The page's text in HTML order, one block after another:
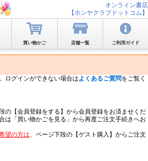
オンライン書店
【ホンヤクラブドットコム】
買い物かご 店舗一覧 ご利用ガイド
ログインができない場合はよくあるご質問をご覧く
の【会員登録をする】から会員登録をお済ませくだ
は「買い物かごを見る」から再度ご注文手続きへお
望の方は、ページ下段の【ゲスト購入】からご注文